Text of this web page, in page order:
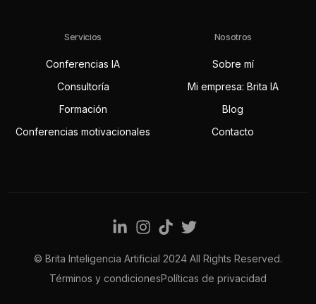
Servicios
Conferencias IA
Consultoría
Formación
Conferencias motivacionales
Nosotros
Sobre mí
Mi empresa: Brita IA
Blog
Contacto
© Brita Inteligencia Artificial 2024 All Rights Reserved.
Términos y condicionesPolíticas de privacidad
Contact